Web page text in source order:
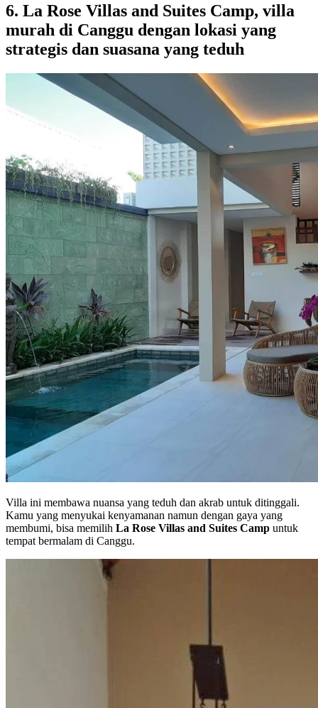
6. La Rose Villas and Suites Camp, villa
murah di Canggu dengan lokasi yang
strategis dan suasana yang teduh
Villa ini membawa nuansa yang teduh dan akrab untuk ditinggali.
Kamu yang menyukai kenyamanan namun dengan gaya yang
membumi, bisa memilih La Rose Villas and Suites Camp untuk
tempat bermalam di Canggu.